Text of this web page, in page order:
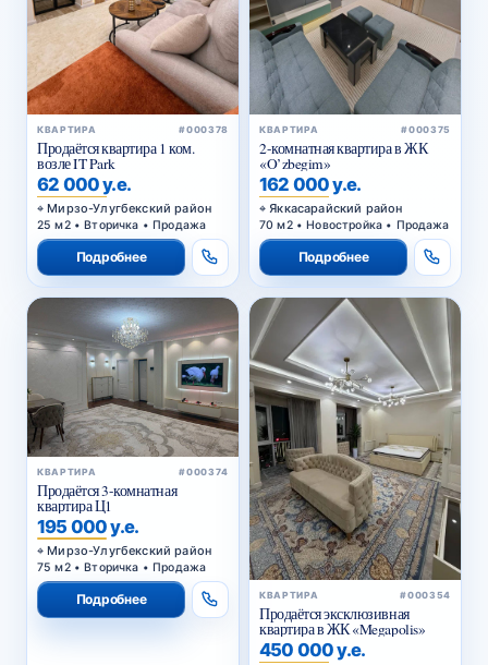
КВАРТИРА #000378
Продаётся квартира 1 ком.
возле IT Park
62 000 у.е.
Мирзо-Улугбекский район
25 м2 • Вторичка • Продажа
Подробнее
КВАРТИРА #000375
2-комнатная квартира в ЖК
«O’zbegim»
162 000 у.е.
Яккасарайский район
70 м2 • Новостройка • Продажа
Подробнее
КВАРТИРА #000374
Продаётся 3-комнатная
квартира Ц1
195 000 у.е.
Мирзо-Улугбекский район
75 м2 • Вторичка • Продажа
Подробнее КВАРТИРА #000354
Продаётся эксклюзивная
квартира в ЖК «Megapolis»
450 000 у.е.